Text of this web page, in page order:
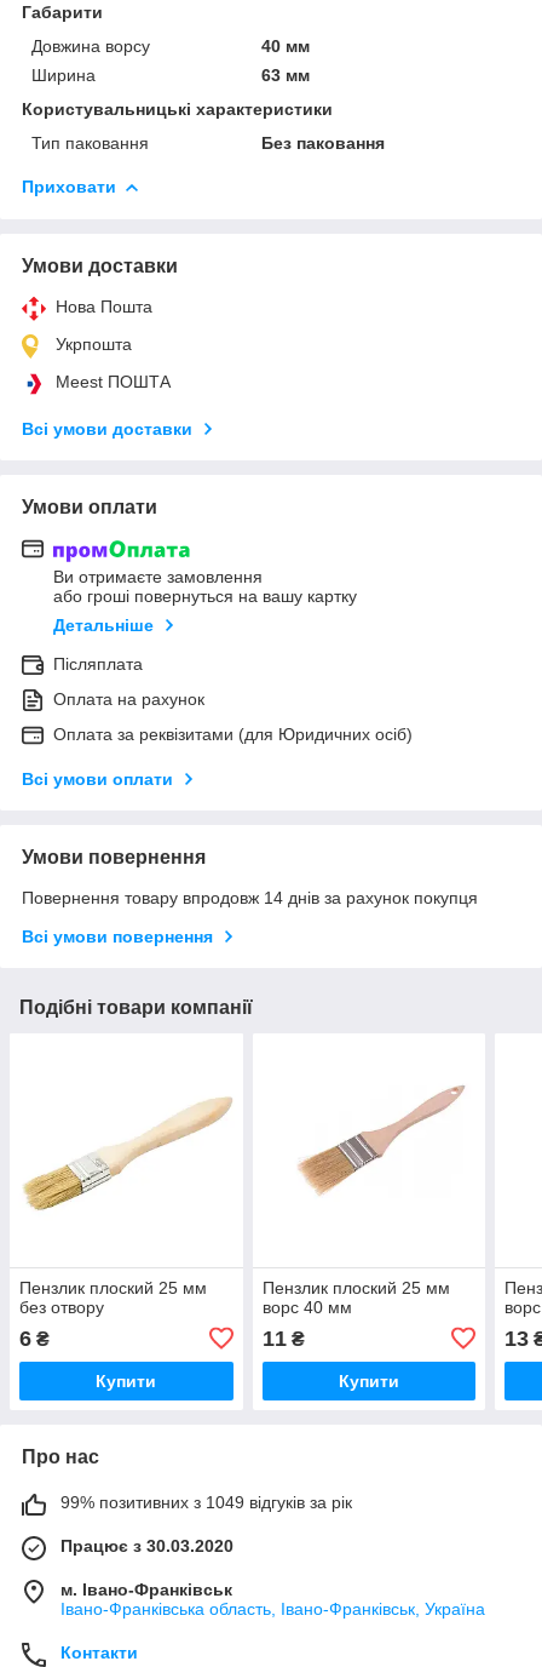
Габарити
Довжина ворсу
40 мм
Ширина
63 мм
Користувальницькі характеристики
Тип паковання
Без паковання
Приховати
Умови доставки
Нова Пошта
Укрпошта
Meest ПОШТА
Всі умови доставки
Умови оплати
Ви отримаєте замовлення
або гроші повернуться на вашу картку
Детальніше
Післяплата
Оплата на рахунок
Оплата за реквізитами (для Юридичних осіб)
Всі умови оплати
Умови повернення
Повернення товару впродовж 14 днів за рахунок покупця
Всі умови повернення
Подібні товари компанії
Пензлик плоский 25 мм
без отвору
6 ₴
Купити
Пензлик плоский 25 мм
ворс 40 мм
11₴
Купити
13
Про нас
99% позитивних з 1049 відгуків за рік
Працює з 30.03.2020
м. Івано-Франківськ
Івано-Франківська область, Івано-Франківськ, Україна
Контакти